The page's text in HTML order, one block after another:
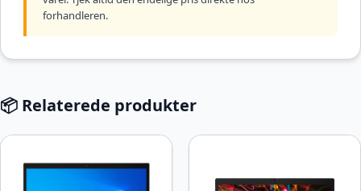
forhandleren.
📦 Relaterede produkter